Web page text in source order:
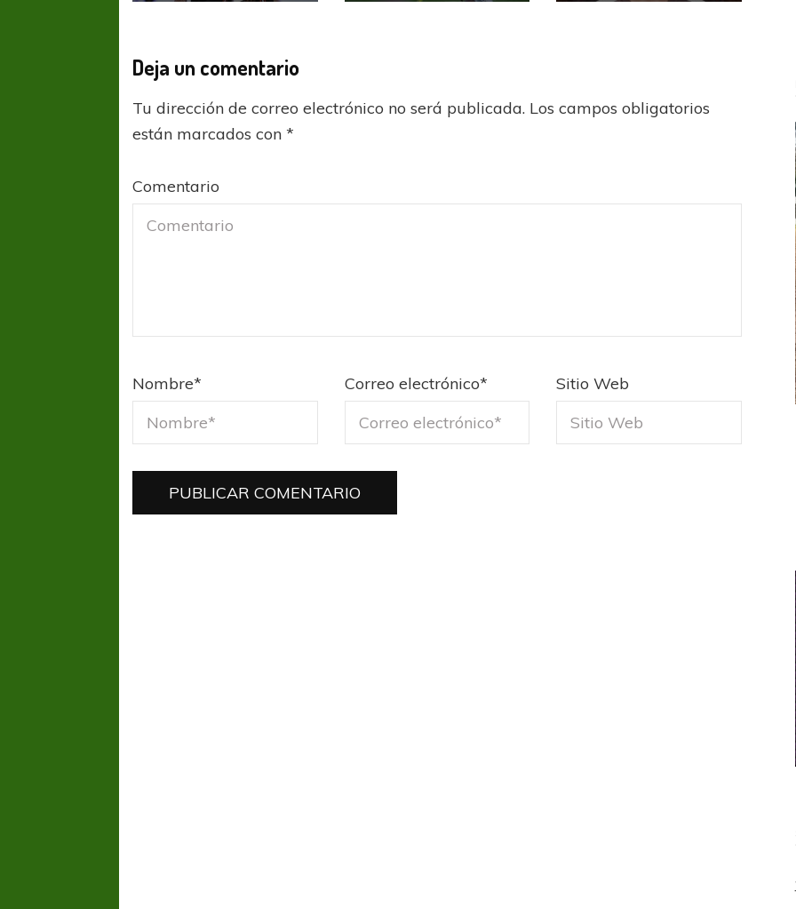
Deja un comentario
Tu dirección de correo electrónico no será publicada. Los campos obligatorios
están marcados con*
Comentario
Nombre* Correo electrónico* Sitio Web
FÚTBOL FEMENINO FÚTBOL FEMENINO FÚTBOL FEMENINO